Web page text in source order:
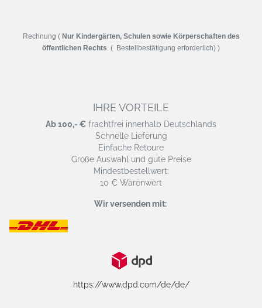
Rechnung ( Nur Kindergärten, Schulen sowie Körperschaften des
öffentlichen Rechts . ( Bestellbestätigung erforderlich) )
IHRE VORTEILE
Ab 100,- € frachtfrei innerhalb Deutschlands
Schnelle Lieferung
Einfache Retoure
Große Auswahl und gute Preise
Mindestbestellwert:
10 € Warenwert
Wir versenden mit:
https://www.dpd.com/de/de/